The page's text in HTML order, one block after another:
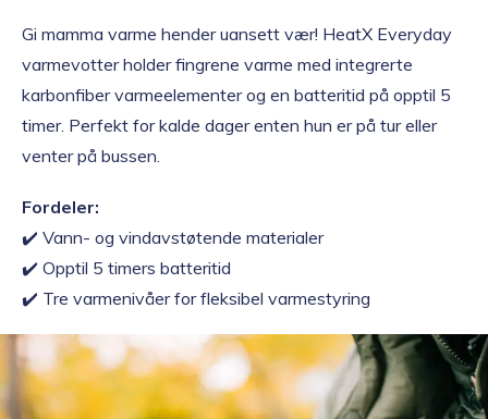
Gi mamma varme hender uansett vær! HeatX Everyday
varmevotter holder fingrene varme med integrerte
karbonfiber varmeelementer og en batteritid på opptil 5
timer. Perfekt for kalde dager enten hun er på tur eller
venter på bussen.
Fordeler:
✔️ Vann- og vindavstøtende materialer
✔️ Opptil 5 timers batteritid
✔️ Tre varmenivåer for fleksibel varmestyring